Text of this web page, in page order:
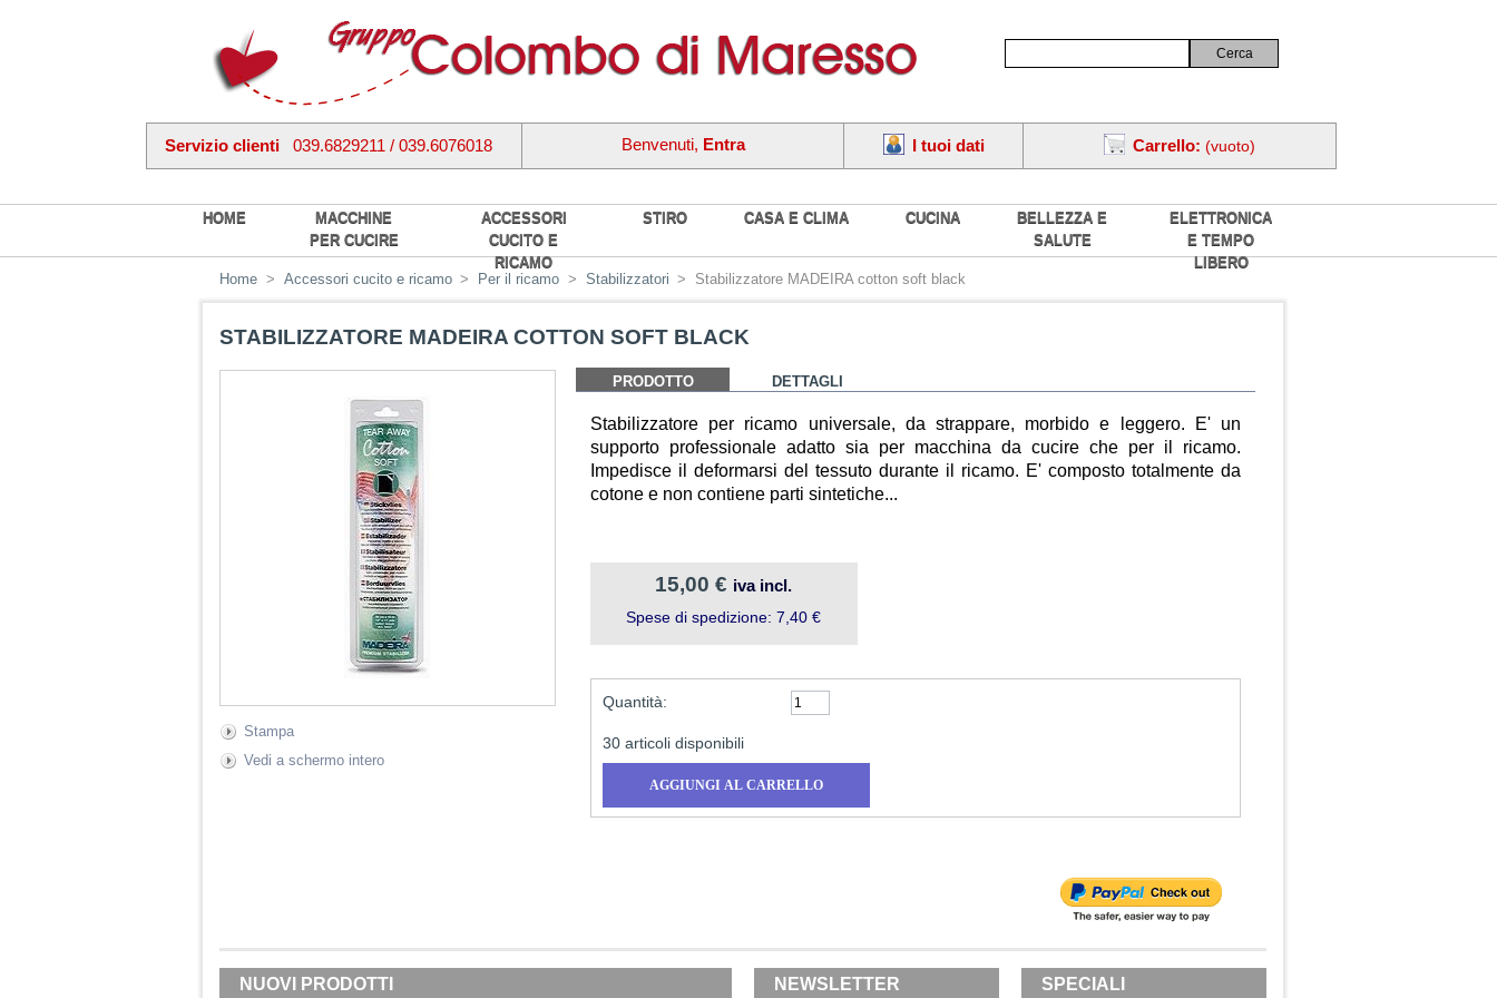
HOME
MACCHINE
PER CUCIRE
ACCESSORI
CUCITO E
RICAMO
STIRO CASA E CLIMA CUCINA
BELLEZZA E
SALUTE
ELETTRONICA
E TEMPO
LIBERO
Servizio clienti 039.6829211 / 039.6076018 Carrello: (vuoto)
I tuoi dati
Benvenuti, Entra
Home > Accessori cucito e ricamo > Per il ricamo > Stabilizzatori > Stabilizzatore MADEIRA cotton soft black
STABILIZZATORE MADEIRA COTTON SOFT BLACK
Stampa
Vedi a schermo intero
PRODOTTO DETTAGLI
Stabilizzatore per ricamo universale, da strappare, morbido e leggero. E' un
supporto professionale adatto sia per macchina da cucire che per il ricamo.
Impedisce il deformarsi del tessuto durante il ricamo. E' composto totalmente da
cotone e non contiene parti sintetiche...
15,00 € iva incl.
Spese di spedizione: 7,40 €
Quantità:
30 articoli disponibili
NUOVI PRODOTTI NEWSLETTER SPECIALI